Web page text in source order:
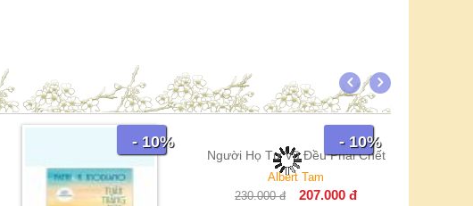
- 10% - 10%
Người Họ Tư Vũ Đều Phải Chết
Albert Tam
230.000 đ 207.000 đ